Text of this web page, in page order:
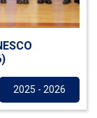
2025 - 2026